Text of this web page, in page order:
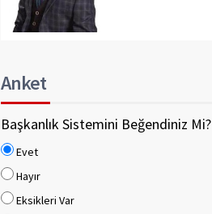
Anket
Başkanlık Sistemini Beğendiniz Mi?
Evet
Hayır
Eksikleri Var